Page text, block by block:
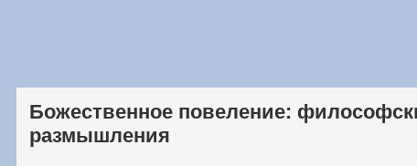
Божественное повеление:
размышления